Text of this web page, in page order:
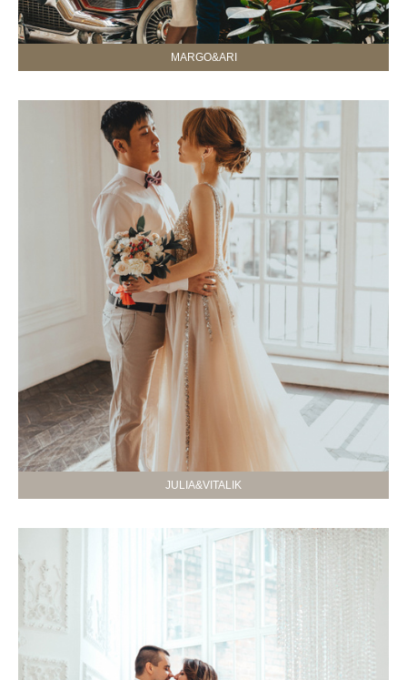
MARGO&ARI
JULIA&VITALIK